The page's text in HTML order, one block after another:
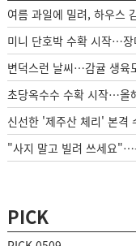
여름 과일에 밀려, 하우스
미니 단호박 수확 시작…장
변덕스런 날씨…감귤 생육
초당옥수수 수확 시작…올
신선한 '제주산 체리' 본격
"사지 말고 빌려 쓰세요"…
PICK